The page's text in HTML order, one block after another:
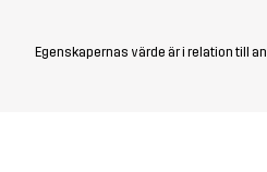
Egenskapernas värde är i relation till